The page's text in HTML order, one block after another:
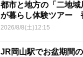
都市と地方の「二地
が暮らし体験ツアー
2026/8/8(土)12:15
JR岡山駅でお盆期間